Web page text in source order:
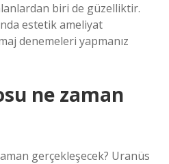
biri de güzelliktir.
estetik ameliyat
denemeleri yapmanız
ne zaman
gerçekleşecek? Uranüs